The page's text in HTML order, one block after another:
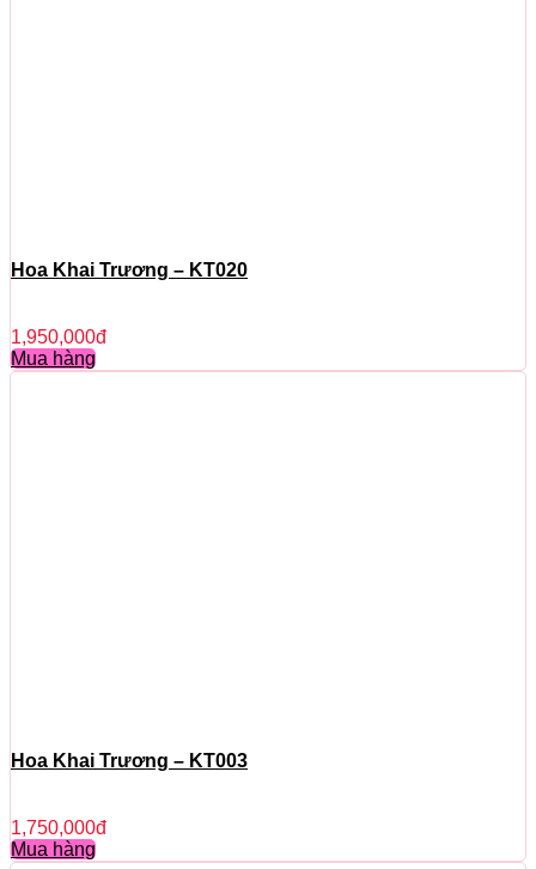
Hoa Khai Trương – KT020
1,950,000đ
Mua hàng
Hoa Khai Trương – KT003
1,750,000đ
Mua hàng